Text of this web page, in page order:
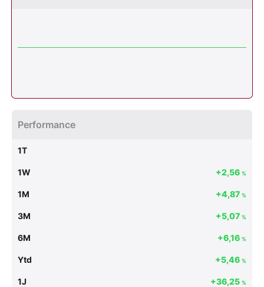
Performance
1T
1W +2,56 %
1M +4,87 %
3M +5,07 %
6M +6,16 %
Ytd +5,46 %
1J +36,25 %